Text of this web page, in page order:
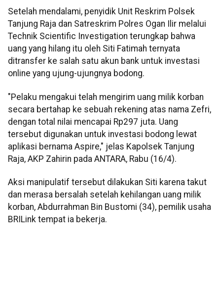
Setelah mendalami, penyidik Unit Reskrim Polsek
Tanjung Raja dan Satreskrim Polres Ogan Ilir melalui
Technik Scientific Investigation terungkap bahwa
uang yang hilang itu oleh Siti Fatimah ternyata
ditransfer ke salah satu akun bank untuk investasi
online yang ujung-ujungnya bodong.
"Pelaku mengakui telah mengirim uang milik korban
secara bertahap ke sebuah rekening atas nama Zefri,
dengan total nilai mencapai Rp297 juta. Uang
tersebut digunakan untuk investasi bodong lewat
aplikasi bernama Aspire," jelas Kapolsek Tanjung
Raja, AKP Zahirin pada ANTARA, Rabu (16/4).
Aksi manipulatif tersebut dilakukan Siti karena takut
dan merasa bersalah setelah kehilangan uang milik
korban, Abdurrahman Bin Bustomi (34), pemilik usaha
BRILink tempat ia bekerja.